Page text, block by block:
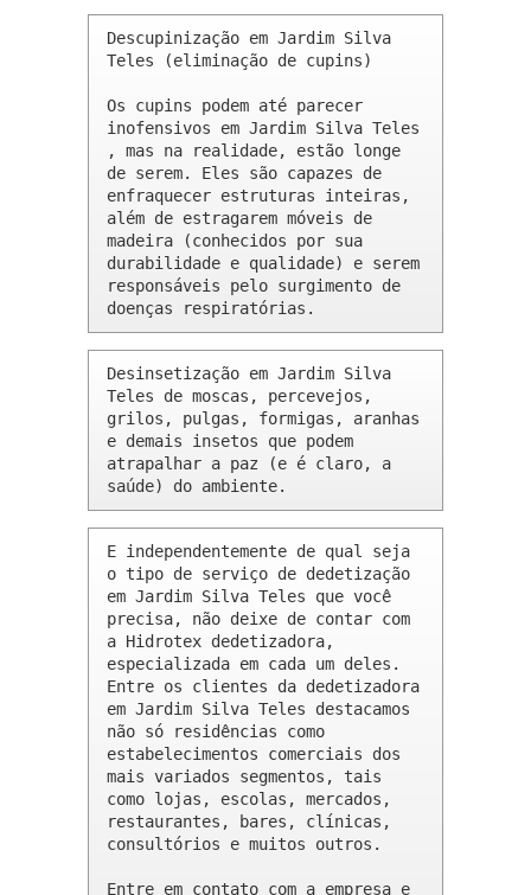
Descupinização em Jardim Silva
Teles (eliminação de cupins)
Os cupins podem até parecer
inofensivos em Jardim Silva Teles
, mas na realidade, estão longe
de serem. Eles são capazes de
enfraquecer estruturas inteiras,
além de estragarem móveis de
madeira (conhecidos por sua
durabilidade e qualidade) e serem
responsáveis pelo surgimento de
doenças respiratórias.
Desinsetização em Jardim Silva
Teles de moscas, percevejos,
grilos, pulgas, formigas, aranhas
e demais insetos que podem
atrapalhar a paz (e é claro, a
saúde) do ambiente.
E independentemente de qual seja
o tipo de serviço de dedetização
em Jardim Silva Teles que você
precisa, não deixe de contar com
a Hidrotex dedetizadora,
especializada em cada um deles.
Entre os clientes da dedetizadora
em Jardim Silva Teles destacamos
não só residências como
estabelecimentos comerciais dos
mais variados segmentos, tais
como lojas, escolas, mercados,
restaurantes, bares, clínicas,
consultórios e muitos outros.
Entre em contato com a empresa e